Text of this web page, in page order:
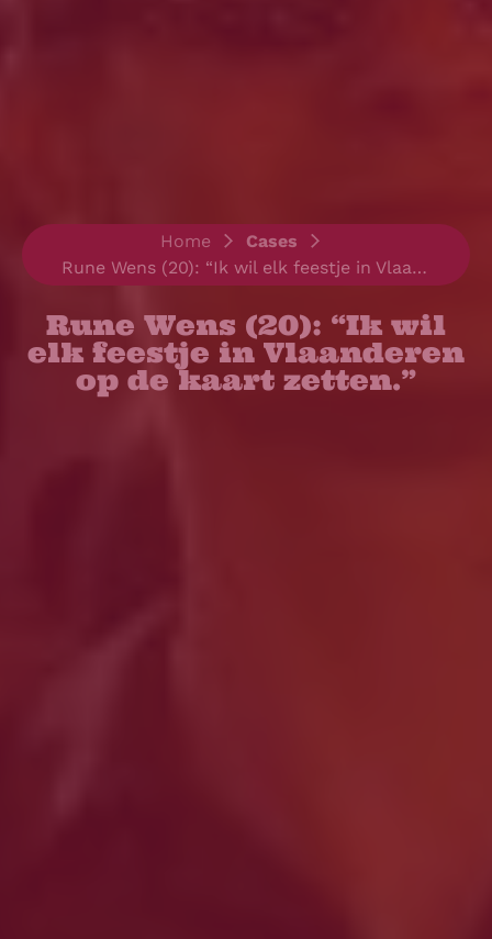
Home > Cases
>
Rune Wens (20): “Ik wil elk feestje in Vlaanderen op de kaart zetten.”
Rune Wens (20): “Ik wil
elk feestje in Vlaanderen
op de kaart zetten.”